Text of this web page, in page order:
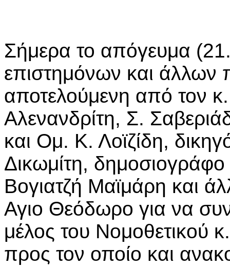
Σήμερα το απόγευμα
επιστημόνων και άλλων
αποτελούμενη από τον
Αλενανδρίτη, Σ.
και Ομ. Κ. Λοϊζίδη,
Δικωμίτη, δημοσιογράφο
Βογιατζή Μαϊμάρη και
Αγιο Θεόδωρο για να
μέλος του Νομοθετικού
προς τον οποίο και